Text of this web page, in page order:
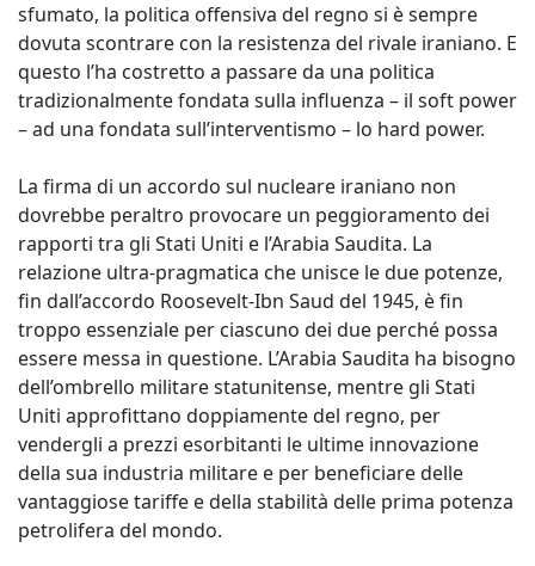
sfumato, la politica offensiva del regno si è sempre
dovuta scontrare con la resistenza del rivale iraniano. E
questo l’ha costretto a passare da una politica
tradizionalmente fondata sulla influenza – il soft power
– ad una fondata sull’interventismo – lo hard power.
La firma di un accordo sul nucleare iraniano non
dovrebbe peraltro provocare un peggioramento dei
rapporti tra gli Stati Uniti e l’Arabia Saudita. La
relazione ultra-pragmatica che unisce le due potenze,
fin dall’accordo Roosevelt-Ibn Saud del 1945, è fin
troppo essenziale per ciascuno dei due perché possa
essere messa in questione. L’Arabia Saudita ha bisogno
dell’ombrello militare statunitense, mentre gli Stati
Uniti approfittano doppiamente del regno, per
vendergli a prezzi esorbitanti le ultime innovazione
della sua industria militare e per beneficiare delle
vantaggiose tariffe e della stabilità delle prima potenza
petrolifera del mondo.